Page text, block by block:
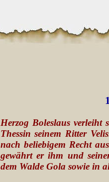
Herzog Boleslaus
Thessin seinem Ritter
nach beliebigem Recht
gewährt er ihm und
dem Walde Gola sowie in